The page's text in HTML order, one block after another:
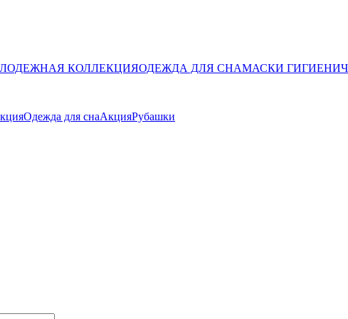
КОЛЛЕКЦИЯОДЕЖДА ДЛЯ СНАМАСКИ
Одежда для снаАкцияРубашки